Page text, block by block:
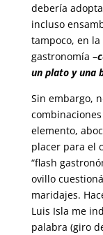
debería
incluso
tampoco, en
gastronomía –
un plato y una
Sin embargo,
elemento,
placer para el
“flash
ovillo
maridajes.
Luis Isla me
palabra (giro